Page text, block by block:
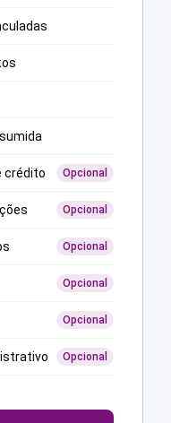
crédito Opcional
Opcional
Opcional
Opcional
Opcional
Opcional